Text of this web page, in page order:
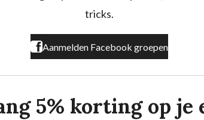
tricks.
Aanmelden Facebook groepen
5% korting op